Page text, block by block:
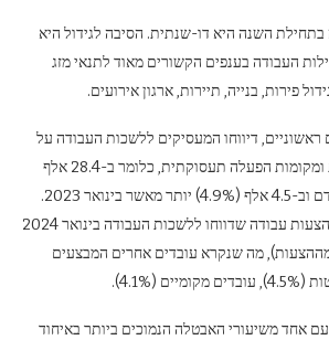
השנה היא דו-שנתית. הסיבה לגידול היא
העבודה בענפים הקשורים מאוד לתנאי מזג
פירות, בנייה, תיירות, ארגון אירועים.
נתונים ראשוניים, דיווחו המעסיקים ללשכות העבודה על
96.4 אלף משרות פנויות ומקומות הפעלה תעסוקתית, כלומר ב-28.4 אלף
(41.8%) יותר מחודש קודם וב-4.5 אלף (4.9%) יותר מאשר בינואר 2023.
המספר הגדול ביותר של הצעות עבודה שדווחו ללשכות העבודה בינואר 2024
לעובדי ייצור (5.6% מההצעות), מה שנקרא עובדים אחרים המבצעים
(4.1%).
עם אחד משיעורי האבטלה הנמוכים ביותר באיחוד